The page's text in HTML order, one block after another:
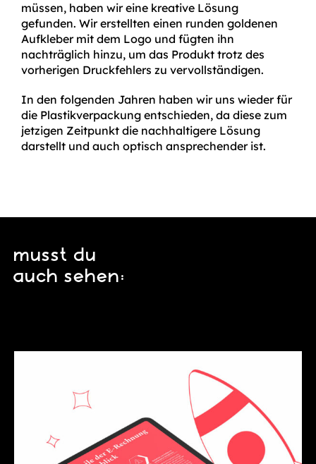
müssen, haben wir eine kreative Lösung
gefunden. Wir erstellten einen runden goldenen
Aufkleber mit dem Logo und fügten ihn
nachträglich hinzu, um das Produkt trotz des
vorherigen Druckfehlers zu vervollständigen.
In den folgenden Jahren haben wir uns wieder für
die Plastikverpackung entschieden, da diese zum
jetzigen Zeitpunkt die nachhaltigere Lösung
darstellt und auch optisch ansprechender ist.
musst du
auch sehen: